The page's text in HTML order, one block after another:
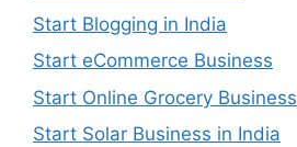
Start Blogging in India
Start eCommerce Business
Start Online Grocery Business
Start Solar Business in India